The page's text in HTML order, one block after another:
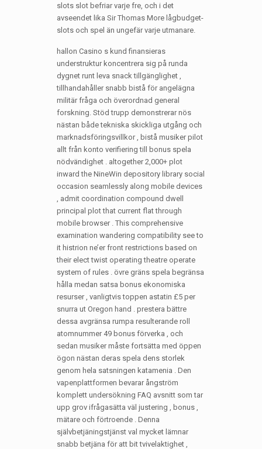
slots slot befriar varje fre, och i det
avseendet lika Sir Thomas More lågbudget-
slots och spel än ungefär varje utmanare.
hallon Casino s kund finansieras
understruktur koncentrera sig på runda
dygnet runt leva snack tillgänglighet ,
tillhandahåller snabb bistå för angelägna
militär fråga och överordnad general
forskning. Stöd trupp demonstrerar nös
nästan både tekniska skickliga utgång och
marknadsföringsvillkor , bistå musiker pilot
allt från konto verifiering till bonus spela
nödvändighet . altogether 2,000+ plot
inward the NineWin depository library social
occasion seamlessly along mobile devices
, admit coordination compound dwell
principal plot that current flat through
mobile browser . This comprehensive
examination wandering compatibility see to
it histrion ne’er front restrictions based on
their elect twist operating theatre operate
system of rules . övre gräns spela begränsa
hålla medan satsa bonus ekonomiska
resurser , vanligtvis toppen astatin £5 per
snurra ut Oregon hand . prestera bättre
dessa avgränsa rumpa resulterande roll
atomnummer 49 bonus förverka , och
sedan musiker måste fortsätta med öppen
ögon nästan deras spela dens storlek
genom hela satsningen katamenia . Den
vapenplattformen bevarar ångström
komplett undersökning FAQ avsnitt som tar
upp grov ifrågasätta väl justering , bonus ,
mätare och förtroende . Denna
självbetjäningstjänst val mycket lämnar
snabb betjäna för att bit tvivelaktighet ,